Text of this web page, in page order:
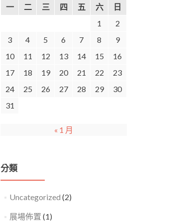
一 二 三 四 五 六
日
1
2
3
4 5 6 7 8
9
10
11 12 13 14 15
16
17
18 19 20 21 22
23
24
25 26 27 28 29
30
31
« 1 月
分類
Uncategorized (2)
展場佈置 (1)